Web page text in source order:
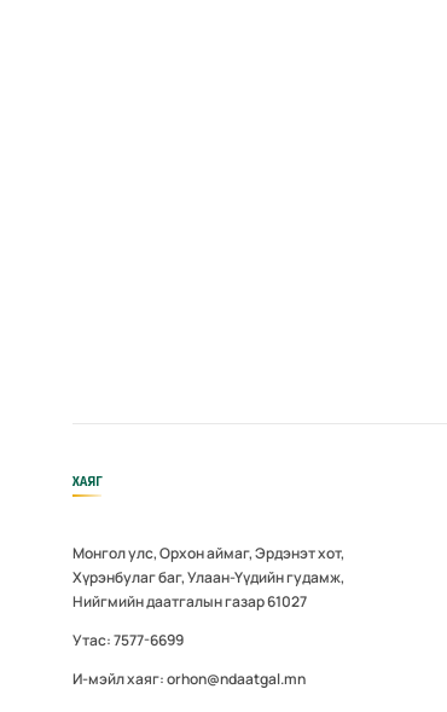
ХАЯГ
Монгол улс, Орхон аймаг, Эрдэнэт хот,
Хүрэнбулаг баг, Улаан-Үүдийн гудамж,
Нийгмийн даатгалын газар 61027
Утас: 7577-6699
И-мэйл хаяг: orhon@ndaatgal.mn